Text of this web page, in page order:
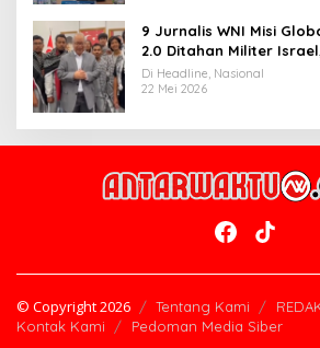
9 Jurnalis WNI Misi
2.0 Ditahan Militer
dan Dievakuasi ke
Di Headline, Nasional
22 Mei 2026
© Copyright 2026 Tentang Kami
Kontak Kami
Pedoman Media Siber